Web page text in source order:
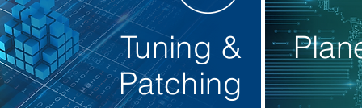
Tuning &
Patching